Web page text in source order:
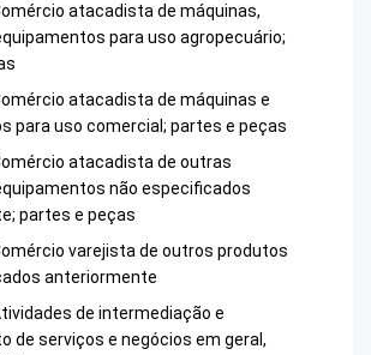
atacadista de máquinas,
para uso agropecuário;
atacadista de máquinas e
para uso comercial; partes e peças
atacadista de outras
não especificados
partes e peças
varejista de outros produtos
anteriormente
de intermediação e
de serviços e negócios em geral,